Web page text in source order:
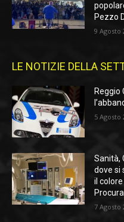
Pezzo
9 Agosto
LE NOTIZIE DELLA
Reggio
5 Agosto
Sanità,
dove si
il
7 Agosto